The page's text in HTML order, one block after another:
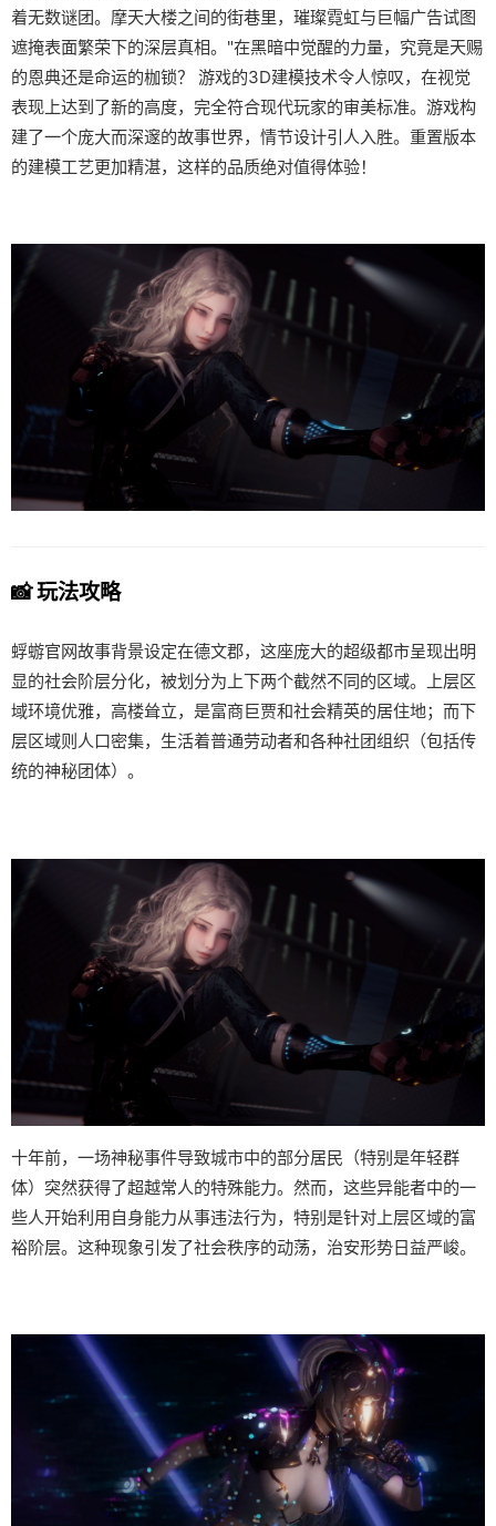
着无数谜团。摩天大楼之间的街巷里，璀璨霓虹与巨幅广告试图
遮掩表面繁荣下的深层真相。"在黑暗中觉醒的力量，究竟是天赐
的恩典还是命运的枷锁？ 游戏的3D建模技术令人惊叹，在视觉
表现上达到了新的高度，完全符合现代玩家的审美标准。游戏构
建了一个庞大而深邃的故事世界，情节设计引人入胜。重置版本
的建模工艺更加精湛，这样的品质绝对值得体验！
📸 玩法攻略
蜉蝣官网故事背景设定在德文郡，这座庞大的超级都市呈现出明
显的社会阶层分化，被划分为上下两个截然不同的区域。上层区
域环境优雅，高楼耸立，是富商巨贾和社会精英的居住地；而下
层区域则人口密集，生活着普通劳动者和各种社团组织（包括传
统的神秘团体）。
十年前，一场神秘事件导致城市中的部分居民（特别是年轻群
体）突然获得了超越常人的特殊能力。然而，这些异能者中的一
些人开始利用自身能力从事违法行为，特别是针对上层区域的富
裕阶层。这种现象引发了社会秩序的动荡，治安形势日益严峻。